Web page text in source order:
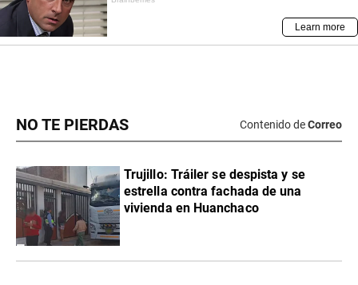
NO TE PIERDAS Contenido deCorreo
Trujillo: Tráiler se despista y se
estrella contra fachada de una
vivienda en Huanchaco